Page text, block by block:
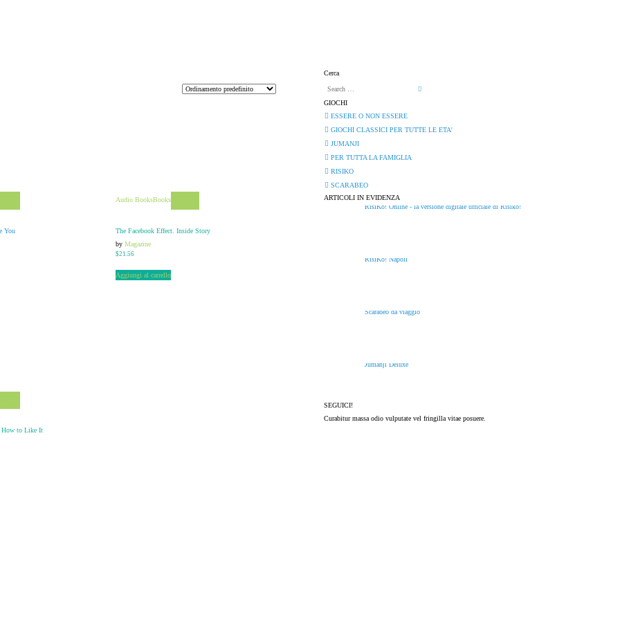
You
Audio BooksBooks
The Facebook Effect. Inside Story
byMagazine
$21.56
Aggiungi al carrello
How to Like It
Cerca
GIOCHI
ESSERE O NON ESSERE
GIOCHI CLASSICI PER TUTTE LE ETA'
JUMANJI
PER TUTTA LA FAMIGLIA
RISIKO
SCARABEO
ARTICOLI IN EVIDENZA
RisiKo! Online - la versione digitale ufficiale di Risiko!
RisiKo! Napoli
Scarabeo da viaggio
Jumanji Deluxe
SEGUICI!
Curabitur massa odio vulputate vel fringilla vitae posuere.